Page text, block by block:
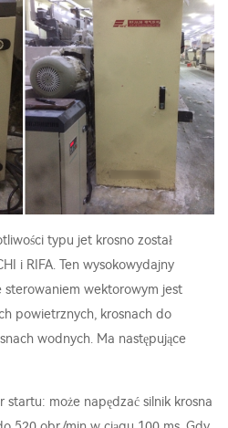
typu jet krosno został
i RIFA. Ten wysokowydajny
sterowaniem wektorowym jest
powietrznych, krosnach do
wodnych. Ma następujące
może napędzać silnik krosna